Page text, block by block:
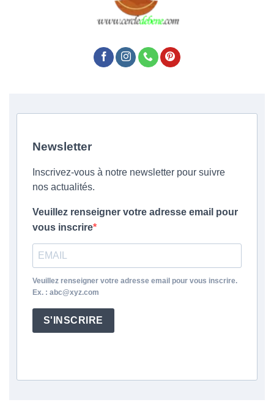
Newsletter
Inscrivez-vous à notre newsletter pour suivre
nos actualités.
Veuillez renseigner votre adresse email pour
vous inscrire
Veuillez renseigner votre adresse email pour vous inscrire.
Ex. : abc@xyz.com
S'INSCRIRE